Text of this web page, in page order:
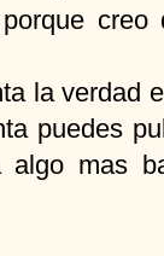
creo
la verdad
puedes
algo mas